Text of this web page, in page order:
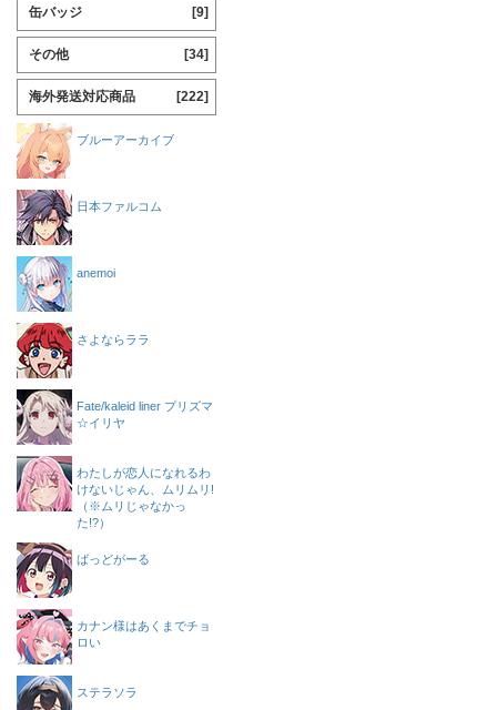
缶バッジ [9]
その他 [34]
海外発送対応商品 [222]
ブルーアーカイブ
日本ファルコム
anemoi
さよならララ
Fate/kaleid liner プリズマ
☆イリヤ
わたしが恋人になれるわ
けないじゃん、ムリムリ!
（※ムリじゃなかっ
た!?）
ばっどがーる
カナン様はあくまでチョ
ロい
ステラソラ